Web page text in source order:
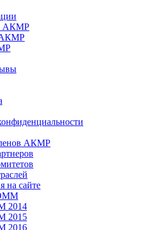
АКМР
АКМР
АКМР
на сайте
2014
2015
2016